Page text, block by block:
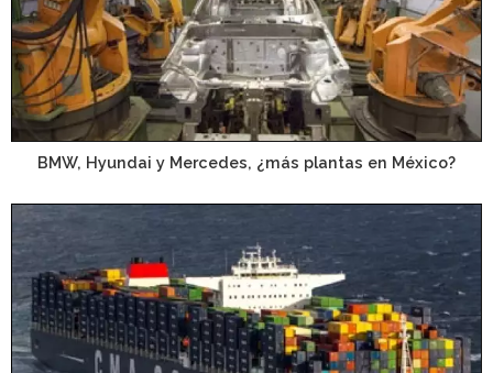
BMW, Hyundai y Mercedes, ¿más plantas en México?